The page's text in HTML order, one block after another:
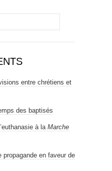
entre chrétiens et
des baptisés
à laMarche
propagande en faveur de